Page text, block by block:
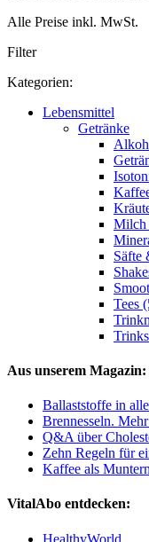
Alle Preise inkl. MwSt.
Filter
Kategorien:
Lebensmittel
Getränke
Milch
Säfte
Tees
Aus unserem Magazin:
Ballaststoffe in
Brennesseln.
Q&A über
Zehn Regeln für
Kaffee als
VitalAbo entdecken:
HealthyWorld